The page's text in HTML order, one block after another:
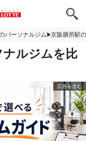
パーソナルジム 京阪膳所駅
ナルジムを比